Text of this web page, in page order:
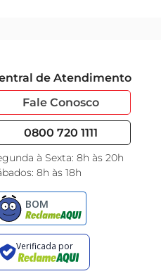
de Atendimento
Fale Conosco
0800 720 1111
à Sexta: 8h às 20h
8h às 18h